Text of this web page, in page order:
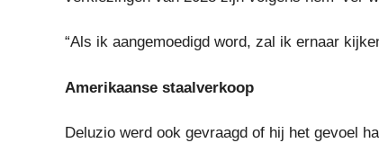
“Als ik aangemoedigd word, zal ik ernaar
Amerikaanse staalverkoop
Deluzio werd ook gevraagd of hij het gevoel